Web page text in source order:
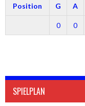
Position G A
0 0
SPIELPLAN